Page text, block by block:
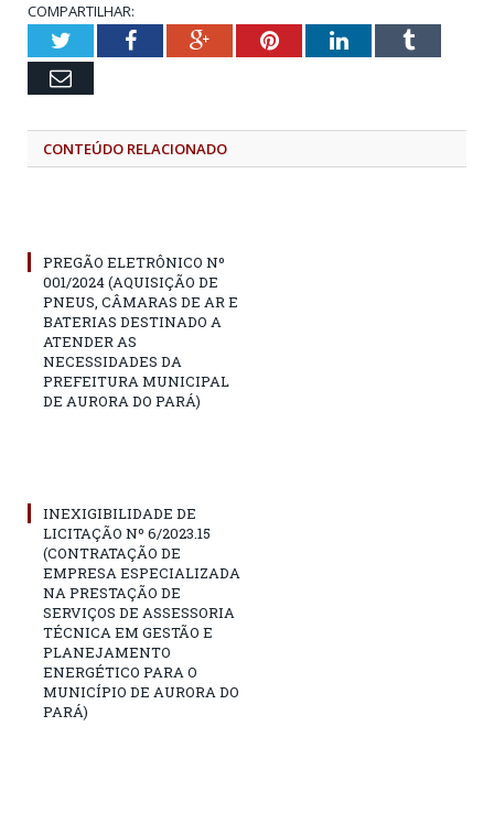
COMPARTILHAR:
TwitterFacebookGoogle+PinterestLinkedInTumblr
Email
CONTEÚDO RELACIONADO
PREGÃO ELETRÔNICO Nº
001/2024 (AQUISIÇÃO DE
PNEUS, CÂMARAS DE AR E
BATERIAS DESTINADO A
ATENDER AS
NECESSIDADES DA
PREFEITURA MUNICIPAL
DE AURORA DO PARÁ)
INEXIGIBILIDADE DE
LICITAÇÃO Nº 6/2023.15
(CONTRATAÇÃO DE
EMPRESA ESPECIALIZADA
NA PRESTAÇÃO DE
SERVIÇOS DE ASSESSORIA
TÉCNICA EM GESTÃO E
PLANEJAMENTO
ENERGÉTICO PARA O
MUNICÍPIO DE AURORA DO
PARÁ)